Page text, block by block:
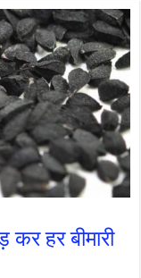
हर बीमारी